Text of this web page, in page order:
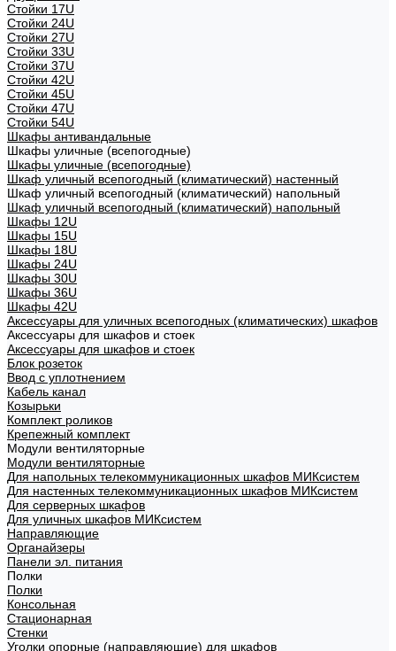
Стойки 17U
Стойки 24U
Стойки 27U
Стойки 33U
Стойки 37U
Стойки 42U
Стойки 45U
Стойки 47U
Стойки 54U
Шкафы антивандальные
Шкафы уличные (всепогодные)
Шкафы уличные (всепогодные)
Шкаф уличный всепогодный (климатический) настенный
Шкаф уличный всепогодный (климатический) напольный
Шкаф уличный всепогодный (климатический) напольный
Шкафы 12U
Шкафы 15U
Шкафы 18U
Шкафы 24U
Шкафы 30U
Шкафы 36U
Шкафы 42U
Аксессуары для уличных всепогодных (климатических) шкафов
Аксессуары для шкафов и стоек
Аксессуары для шкафов и стоек
Блок розеток
Ввод с уплотнением
Кабель канал
Козырьки
Комплект роликов
Крепежный комплект
Модули вентиляторные
Модули вентиляторные
Для напольных телекоммуникационных шкафов МИКсистем
Для настенных телекоммуникационных шкафов МИКсистем
Для серверных шкафов
Для уличных шкафов МИКсистем
Направляющие
Органайзеры
Панели эл. питания
Полки
Полки
Консольная
Стационарная
Стенки
Уголки опорные (направляющие) для шкафов